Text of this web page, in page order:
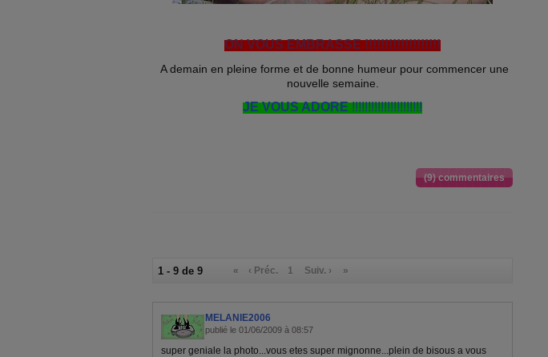
ON VOUS EMBRASSE !!!!!!!!!!!!!!!!!!!
A demain en pleine forme et de bonne humeur pour commencer une
nouvelle semaine.
JE VOUS ADORE!!!!!!!!!!!!!!!!!!!!!!
(9) commentaires
1 - 9 de 9 « ‹ Préc. 1 Suiv. › »
MELANIE2006
publié le 01/06/2009 à 08:57
super geniale la photo...vous etes super mignonne...plein de bisous a vous